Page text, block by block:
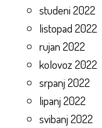
studeni 2022
listopad 2022
rujan 2022
kolovoz 2022
srpanj 2022
lipanj 2022
svibanj 2022